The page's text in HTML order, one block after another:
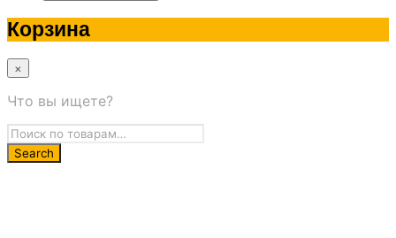
Корзина
×
Что вы ищете?